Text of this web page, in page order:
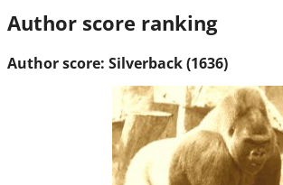
Author score ranking
Author score: Silverback (1636)